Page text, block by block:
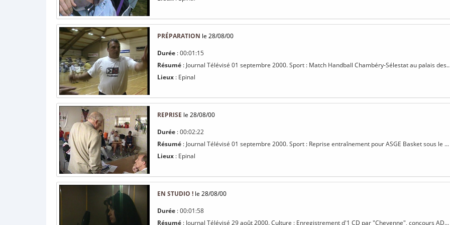
PRÉPARATION le 28/08/00
Durée : 00:01:15
Résumé : Journal Télévisé 01 septembre 2000. Sport : Match Handball Chambéry-Sélestat au palais
Lieux : Epinal
REPRISE le 28/08/00
Durée : 00:02:22
Résumé : Journal Télévisé 01 septembre 2000. Sport : Reprise entraînement pour ASGE Basket sous le ...
Lieux : Epinal
EN STUDIO ! le 28/08/00
Durée : 00:01:58
Résumé : Journal Télévisé 29 août 2000. Culture : Enregistrement d'1 CD par "Cheyenne", concours AD...